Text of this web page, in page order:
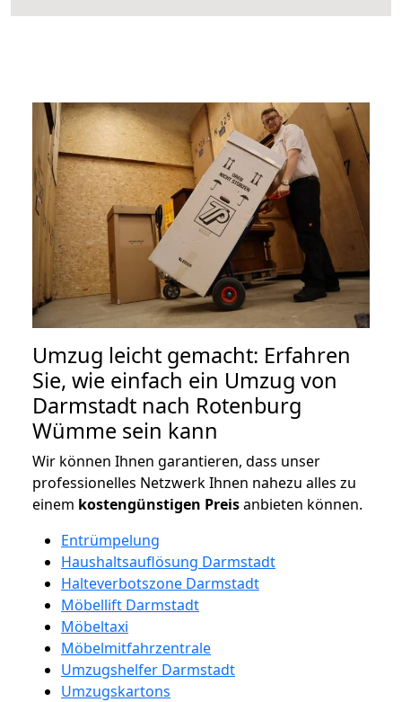
Umzug leicht gemacht: Erfahren
Sie, wie einfach ein Umzug von
Darmstadt nach Rotenburg
Wümme sein kann
Wir können Ihnen garantieren, dass unser
professionelles Netzwerk Ihnen nahezu alles zu
einem kostengünstigen Preisanbieten können.
Entrümpelung
Haushaltsauflösung Darmstadt
Halteverbotszone Darmstadt
Möbellift Darmstadt
Möbeltaxi
Möbelmitfahrzentrale
Umzugshelfer Darmstadt
Umzugskartons